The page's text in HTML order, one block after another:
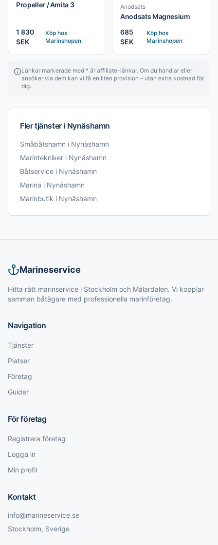
Propeller / Amita 3
1 830
SEK
Köp hos
Marinshopen
Anodsats
Anodsats Magnesium
685
SEK
Köp hos
Marinshopen
Länkar markerade med * är affiliate-länkar. Om du handlar eller
ansöker via dem kan vi få en liten provision – utan extra kostnad för
dig.
Fler tjänster i Nynäshamn
Småbåtshamn i Nynäshamn
Marintekniker i Nynäshamn
Båtservice i Nynäshamn
Marina i Nynäshamn
Marinbutik i Nynäshamn
Marineservice
Hitta rätt marinservice i Stockholm och Mälardalen. Vi kopplar
samman båtägare med professionella marinföretag.
Navigation
Tjänster
Platser
Företag
Guider
För företag
Registrera företag
Logga in
Min profil
Kontakt
info@marineservice.se
Stockholm, Sverige